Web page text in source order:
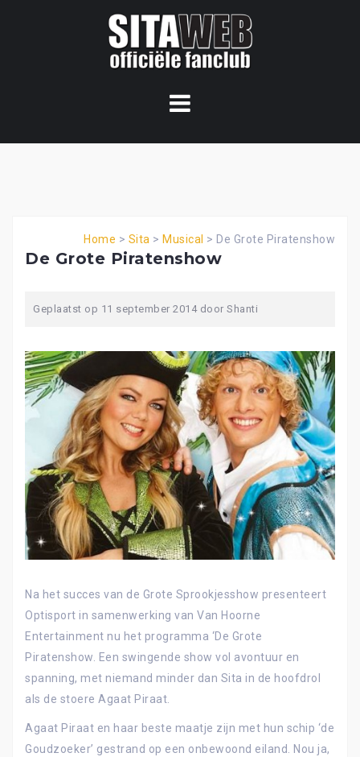
Home > Sita > Musical > De Grote Piratenshow
De Grote Piratenshow
Geplaatst op 11 september 2014door Shanti
Na het succes van de Grote Sprookjesshow presenteert
Optisport in samenwerking van Van Hoorne
Entertainment nu het programma ‘De Grote
Piratenshow. Een swingende show vol avontuur en
spanning, met niemand minder dan Sita in de hoofdrol
als de stoere Agaat Piraat.
Agaat Piraat en haar beste maatje zijn met hun schip ‘de
Goudzoeker’ gestrand op een onbewoond eiland. Nou ja,